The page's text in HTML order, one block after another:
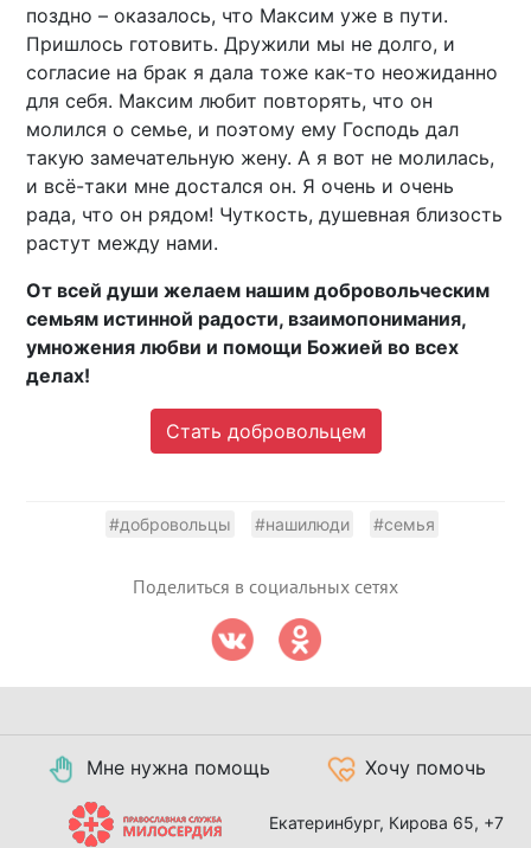
поздно – оказалось, что Максим уже в пути.
Пришлось готовить. Дружили мы не долго, и
согласие на брак я дала тоже как-то неожиданно
для себя. Максим любит повторять, что он
молился о семье, и поэтому ему Господь дал
такую замечательную жену. А я вот не молилась,
и всё-таки мне достался он. Я очень и очень
рада, что он рядом! Чуткость, душевная близость
растут между нами.
От всей души желаем нашим добровольческим
семьям истинной радости, взаимопонимания,
умножения любви и помощи Божией во всех
делах!
Стать добровольцем
#добровольцы #нашилюди #семья
Поделиться в социальных сетях
Мне нужна помощь Хочу помочь
Екатеринбург, Кирова 65, +7